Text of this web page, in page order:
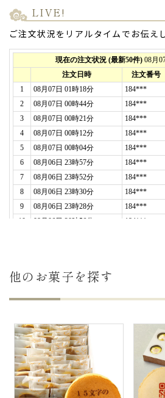
うなっているのかワクワクしま
とてもかわいく仕上がっていて
かったです。
甘くて優しい味でふわふわで、
です。
素敵な思い出になりました◡̈
ありがとうございました。（り
ご購入頂いた商品：
オリジナ
ハート模様(0.6号/1本入り)
2026年08月01日
義父の米寿記念
で利用しました
「バームクーヘン」を親戚全
義父と義母に。
メッセージ入りのお菓子はイン
ありがとうございました。（ゆ
ご購入頂いた商品：オリジナル
個入り)
オリジナ
ハート模様(0.6号/1本入り/木
2026年07月24日
LIVE!
ご注文状況をリアルタイムでお伝え
他のお菓子を探す